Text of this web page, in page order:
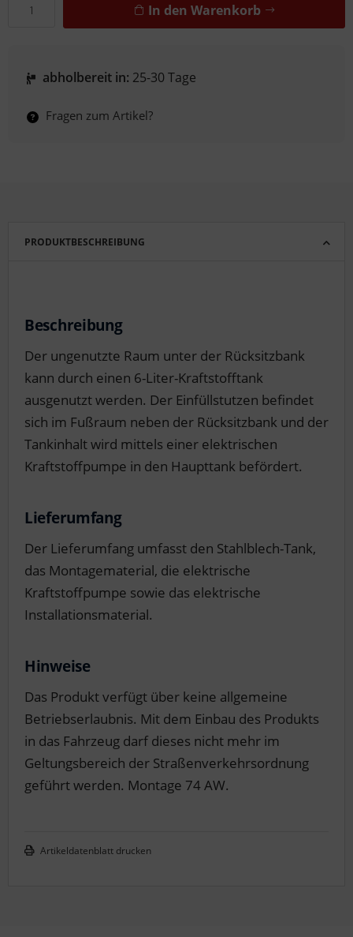
In den Warenkorb
abholbereit in: 25-30 Tage
Fragen zum Artikel?
PRODUKTBESCHREIBUNG
Beschreibung
Der ungenutzte Raum unter der Rücksitzbank
kann durch einen 6-Liter-Kraftstofftank
ausgenutzt werden. Der Einfüllstutzen befindet
sich im Fußraum neben der Rücksitzbank und der
Tankinhalt wird mittels einer elektrischen
Kraftstoffpumpe in den Haupttank befördert.
Lieferumfang
Der Lieferumfang umfasst den Stahlblech-Tank,
das Montagematerial, die elektrische
Kraftstoffpumpe sowie das elektrische
Installationsmaterial.
Hinweise
Das Produkt verfügt über keine allgemeine
Betriebserlaubnis. Mit dem Einbau des Produkts
in das Fahrzeug darf dieses nicht mehr im
Geltungsbereich der Straßenverkehrsordnung
geführt werden. Montage 74 AW.
Artikeldatenblatt drucken